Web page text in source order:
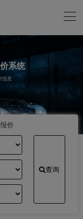
系统
息
价
查询